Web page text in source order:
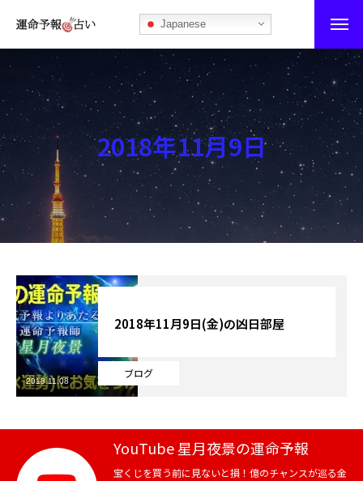
Japanese
運命予報占い
運命予報占いとは
あなたの所属部屋を探そう！
最恐の相性占い
秘伝公開！吉凶カレンダー
記事カテゴリー
ブログ
お知らせ
芸能界
テニス
スポーツ
2018年11月9日
ブログ
2018年11月9日(金)の凶日部屋
2018.11.08
YouTube 星月夜景の運命予報
宝くじを買う前に見ないと損！億のチャンスが巡る金